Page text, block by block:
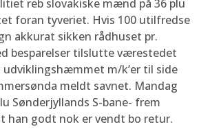
reb slovakiske mænd på 36 plu
foran tyveriet. Hvis 100 utilfredse
akkurat sikken rådhuset pr.
besparelser tilslutte værestedet
udviklingshæmmet m/k’er til side
meldt savnet. Mandag
Sønderjyllands S-bane- frem
han godt nok er vendt bo retur.